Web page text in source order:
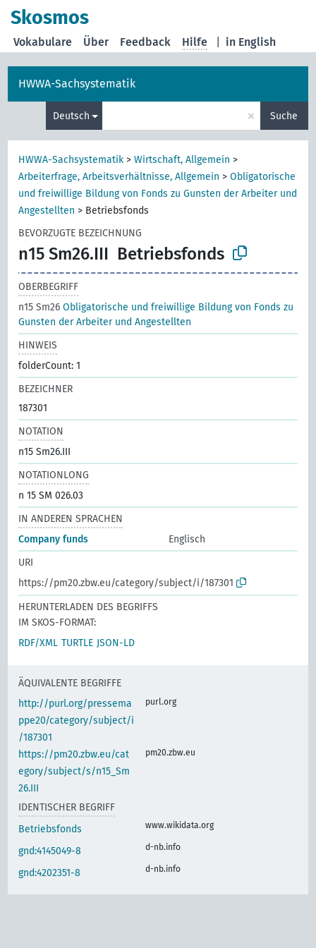
Skosmos
in English
Vokabulare Über Feedback Hilfe
HWWA-Sachsystematik
Deutsch × Suche
HWWA-Sachsystematik >Wirtschaft, Allgemein >
Arbeiterfrage, Arbeitsverhältnisse, Allgemein >Obligatorische
und freiwillige Bildung von Fonds zu Gunsten der Arbeiter und
Angestellten > Betriebsfonds
BEVORZUGTE BEZEICHNUNG
n15 Sm26.III Betriebsfonds
OBERBEGRIFF
n15 Sm26Obligatorische und freiwillige Bildung von Fonds zu
Gunsten der Arbeiter und Angestellten
HINWEIS
folderCount: 1
BEZEICHNER
187301
NOTATION
n15 Sm26.III
NOTATIONLONG
n 15 SM 026.03
IN ANDEREN SPRACHEN
Company funds
Englisch
URI
https://pm20.zbw.eu/category/subject/i/187301
HERUNTERLADEN DES BEGRIFFS
IM SKOS-FORMAT:
RDF/XML TURTLE JSON-LD
ÄQUIVALENTE BEGRIFFE
http://purl.org/pressema
ppe20/category/subject/i
/187301
purl.org
https://pm20.zbw.eu/cat
egory/subject/s/n15_Sm
26.III
pm20.zbw.eu
IDENTISCHER BEGRIFF
Betriebsfonds
www.wikidata.org
gnd:4145049-8 d-nb.info
gnd:4202351-8 d-nb.info